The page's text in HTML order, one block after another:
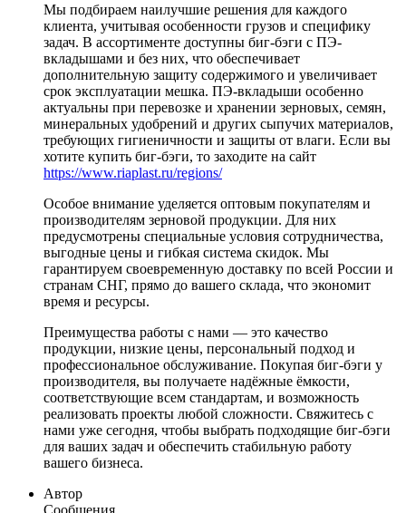
Мы подбираем наилучшие решения для каждого
клиента, учитывая особенности грузов и специфику
задач. В ассортименте доступны биг-бэги с ПЭ-
вкладышами и без них, что обеспечивает
дополнительную защиту содержимого и увеличивает
срок эксплуатации мешка. ПЭ-вкладыши особенно
актуальны при перевозке и хранении зерновых, семян,
минеральных удобрений и других сыпучих материалов,
требующих гигиеничности и защиты от влаги. Если вы
хотите купить биг-бэги, то заходите на сайт
https://www.riaplast.ru/regions/
Особое внимание уделяется оптовым покупателям и
производителям зерновой продукции. Для них
предусмотрены специальные условия сотрудничества,
выгодные цены и гибкая система скидок. Мы
гарантируем своевременную доставку по всей России и
странам СНГ, прямо до вашего склада, что экономит
время и ресурсы.
Преимущества работы с нами — это качество
продукции, низкие цены, персональный подход и
профессиональное обслуживание. Покупая биг-бэги у
производителя, вы получаете надёжные ёмкости,
соответствующие всем стандартам, и возможность
реализовать проекты любой сложности. Свяжитесь с
нами уже сегодня, чтобы выбрать подходящие биг-бэги
для ваших задач и обеспечить стабильную работу
вашего бизнеса.
Автор
Сообщения